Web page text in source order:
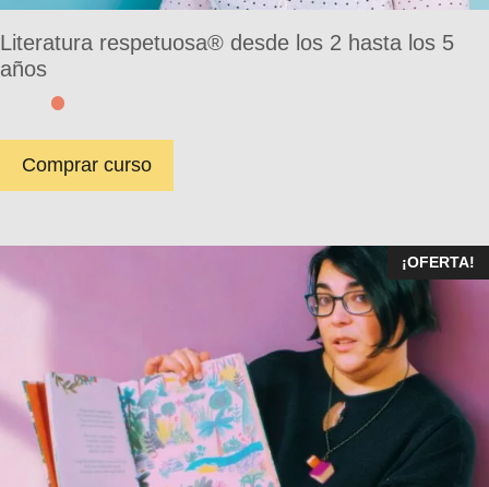
Literatura respetuosa® desde los 2 hasta los 5
años
Comprar curso
¡OFERTA!